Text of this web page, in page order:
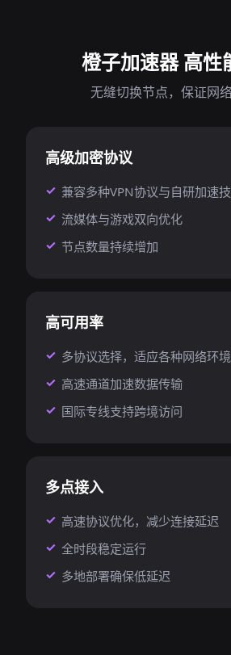
橙子加速器 高性
无缝切换节点，保证网
高级加密协议
兼容多种VPN协议与自研加速
流媒体与游戏双向优化
节点数量持续增加
高可用率
多协议选择，适应各种网络环境
高速通道加速数据传输
国际专线支持跨境访问
多点接入
高速协议优化，减少连接延迟
全时段稳定运行
多地部署确保低延迟